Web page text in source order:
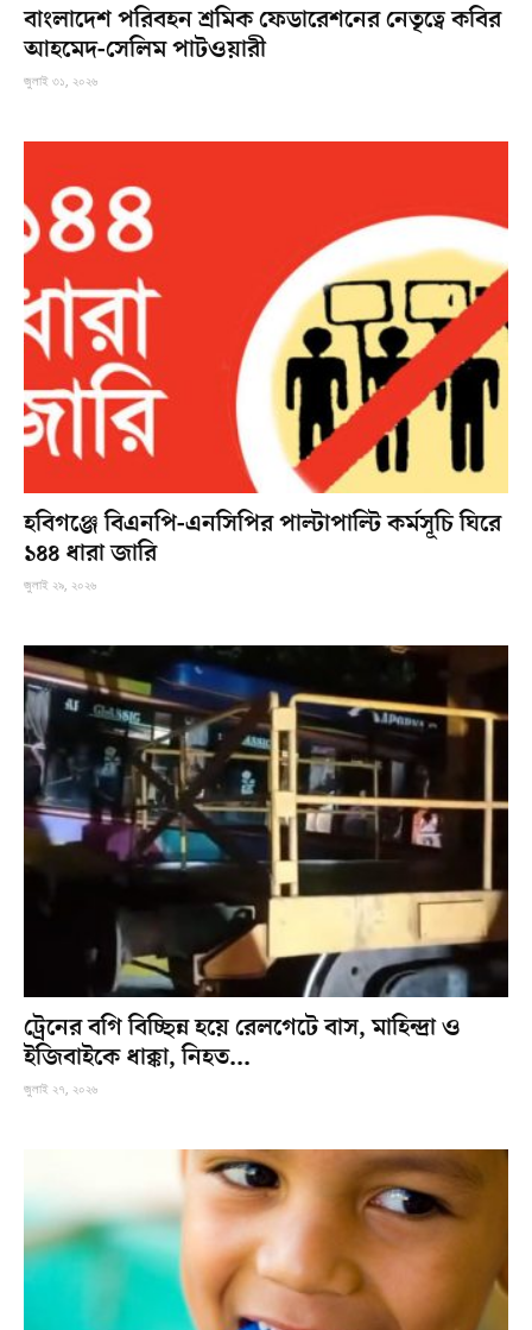
বাংলাদেশ পরিবহন শ্রমিক ফেডারেশনের নেতৃত্বে কবির
আহমেদ-সেলিম পাটওয়ারী
জুলাই ৩১, ২০২৬
হবিগঞ্জে বিএনপি-এনসিপির পাল্টাপাল্টি কর্মসূচি ঘিরে
১৪৪ ধারা জারি
জুলাই ২৯, ২০২৬
ট্রেনের বগি বিচ্ছিন্ন হয়ে রেলগেটে বাস, মাহিন্দ্রা ও
ইজিবাইকে ধাক্কা, নিহত...
জুলাই ২৭, ২০২৬